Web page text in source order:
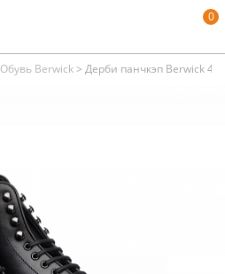
0
Обувь Berwick> Дерби панчкэп Berwick